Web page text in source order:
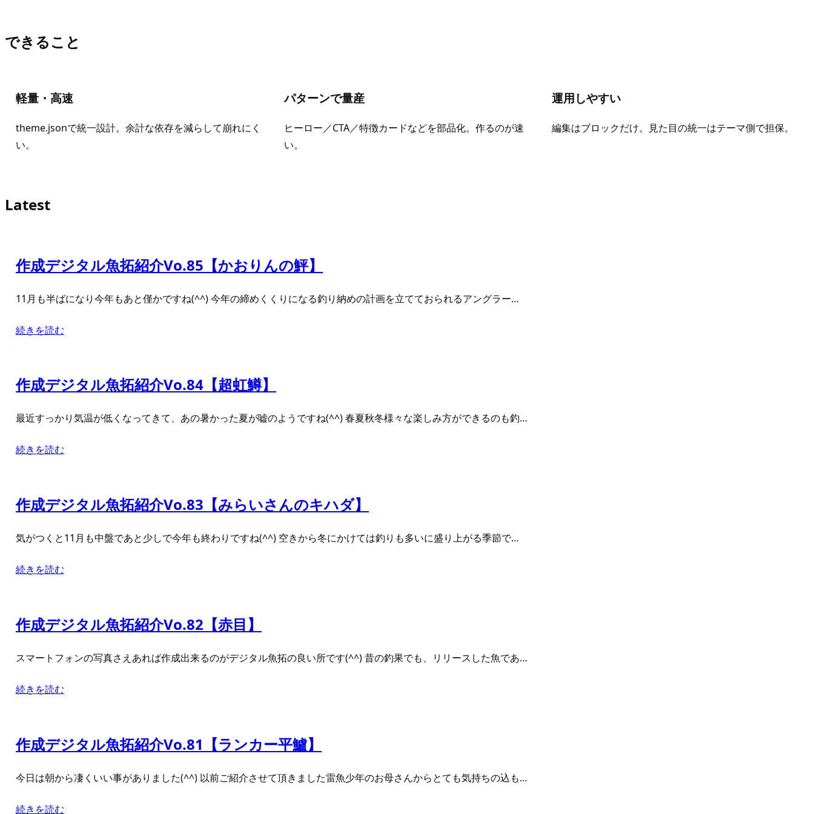
できること
軽量・高速
theme.jsonで統一設計。余計な依存を減らして崩れにく
い。
パターンで量産
ヒーロー／CTA／特徴カードなどを部品化。作るのが速
い。
運用しやすい
編集はブロックだけ。見た目の統一はテーマ側で担保。
Latest
作成デジタル魚拓紹介Vo.85【かおりんの鮃】
11月も半ばになり今年もあと僅かですね(^^) 今年の締めくくりになる釣り納めの計画を立てておられるアングラー…
続きを読む
作成デジタル魚拓紹介Vo.84【超虹鱒】
最近すっかり気温が低くなってきて、あの暑かった夏が嘘のようですね(^^) 春夏秋冬様々な楽しみ方ができるのも釣…
続きを読む
作成デジタル魚拓紹介Vo.83【みらいさんのキハダ】
気がつくと11月も中盤であと少しで今年も終わりですね(^^) 空きから冬にかけては釣りも多いに盛り上がる季節で…
続きを読む
作成デジタル魚拓紹介Vo.82【赤目】
スマートフォンの写真さえあれば作成出来るのがデジタル魚拓の良い所です(^^) 昔の釣果でも、リリースした魚であ…
続きを読む
作成デジタル魚拓紹介Vo.81【ランカー平鱸】
今日は朝から凄くいい事がありました(^^) 以前ご紹介させて頂きました雷魚少年のお母さんからとても気持ちの込も…
続きを読む